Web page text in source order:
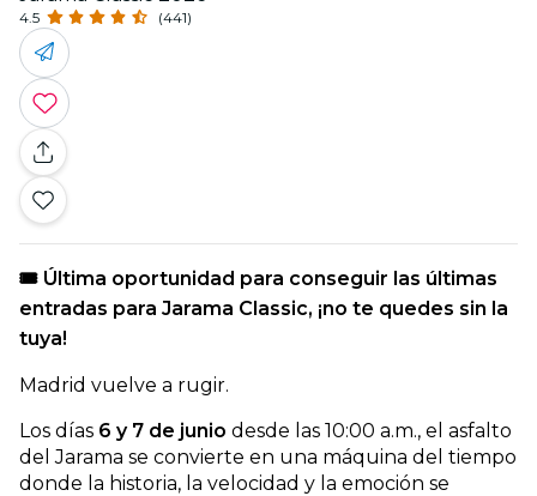
4.5 (441)
🎟️ Última oportunidad para conseguir las últimas
entradas para Jarama Classic, ¡no te quedes sin la
tuya!
Madrid vuelve a rugir.
Los días 6 y 7 de junio desde las 10:00 a.m., el asfalto
del Jarama se convierte en una máquina del tiempo
donde la historia, la velocidad y la emoción se